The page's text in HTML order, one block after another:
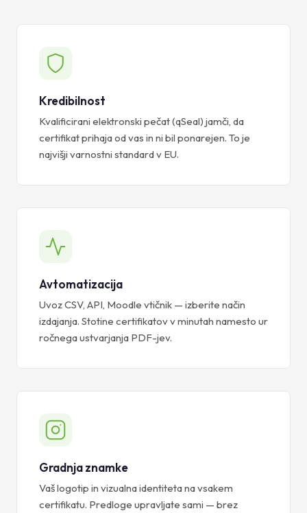
Kredibilnost
Kvalificirani elektronski pečat (qSeal) jamči, da
certifikat prihaja od vas in ni bil ponarejen. To je
najvišji varnostni standard v EU.
Avtomatizacija
Uvoz CSV, API, Moodle vtičnik — izberite način
izdajanja. Stotine certifikatov v minutah namesto ur
ročnega ustvarjanja PDF-jev.
Gradnja znamke
Vaš logotip in vizualna identiteta na vsakem
certifikatu. Predloge upravljate sami — brez